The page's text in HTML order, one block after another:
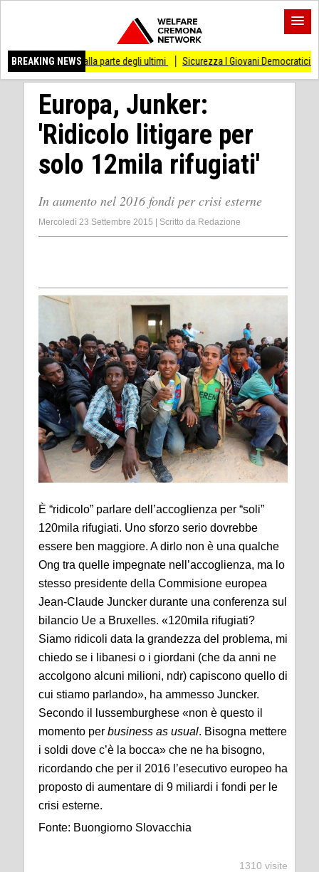
BREAKING NEWS
parte degli ultimi Sicurezza I Giovani Democratici ribattono ai Giovani
Europa, Junker:
'Ridicolo litigare per
solo 12mila rifugiati'
In aumento nel 2016 fondi per crisi esterne
Mercoledì 23 Settembre 2015 Scritto da Redazione
È “ridicolo” parlare dell’accoglienza per “soli”
120mila rifugiati. Uno sforzo serio dovrebbe
essere ben maggiore. A dirlo non è una qualche
Ong tra quelle impegnate nell’accoglienza, ma lo
stesso presidente della Commisione europea
Jean-Claude Juncker durante una conferenza sul
bilancio Ue a Bruxelles. «120mila rifugiati?
Siamo ridicoli data la grandezza del problema, mi
chiedo se i libanesi o i giordani (che da anni ne
accolgono alcuni milioni, ndr) capiscono quello di
cui stiamo parlando», ha ammesso Juncker.
Secondo il lussemburghese «non è questo il
momento per business as usual. Bisogna mettere
i soldi dove c’è la bocca» che ne ha bisogno,
ricordando che per il 2016 l’esecutivo europeo ha
proposto di aumentare di 9 miliardi i fondi per le
crisi esterne.
Fonte: Buongiorno Slovacchia
1310 visite